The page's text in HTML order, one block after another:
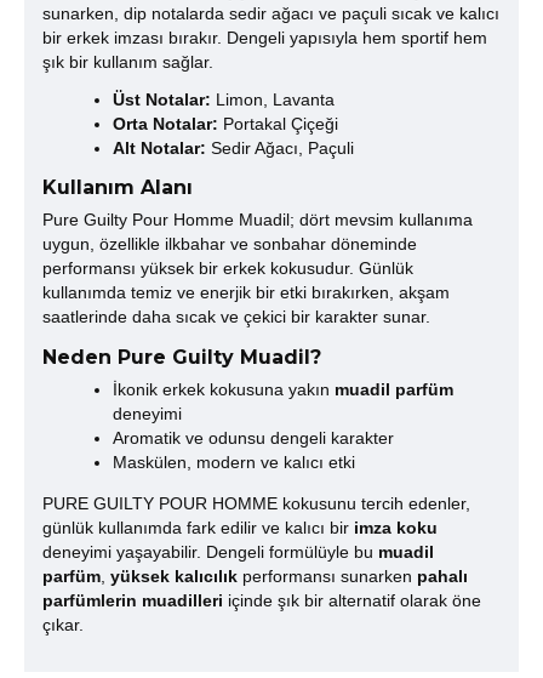
sunarken, dip notalarda sedir ağacı ve paçuli sıcak ve kalıcı
bir erkek imzası bırakır. Dengeli yapısıyla hem sportif hem
şık bir kullanım sağlar.
Üst Notalar: Limon, Lavanta
Orta Notalar: Portakal Çiçeği
Alt Notalar: Sedir Ağacı, Paçuli
Kullanım Alanı
Pure Guilty Pour Homme Muadil; dört mevsim kullanıma
uygun, özellikle ilkbahar ve sonbahar döneminde
performansı yüksek bir erkek kokusudur. Günlük
kullanımda temiz ve enerjik bir etki bırakırken, akşam
saatlerinde daha sıcak ve çekici bir karakter sunar.
Neden Pure Guilty Muadil?
İkonik erkek kokusuna yakın muadil parfüm
deneyimi
Aromatik ve odunsu dengeli karakter
Maskülen, modern ve kalıcı etki
PURE GUILTY POUR HOMME kokusunu tercih edenler,
günlük kullanımda fark edilir ve kalıcı bir imza koku
deneyimi yaşayabilir. Dengeli formülüyle bu muadil
parfüm yüksek kalıcılık performansı sunarken pahalı
parfümlerin muadilleri içinde şık bir alternatif olarak öne
çıkar.